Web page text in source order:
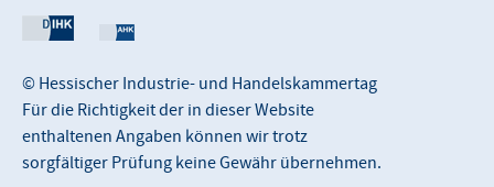
© Hessischer Industrie- und Handelskammertag
Für die Richtigkeit der in dieser Website
enthaltenen Angaben können wir trotz
sorgfältiger Prüfung keine Gewähr übernehmen.